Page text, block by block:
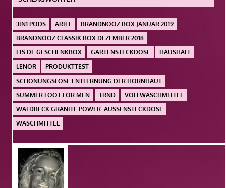
3IN1 PODS ARIEL
BRANDNOOZ BOX JANUAR 2019
BRANDNOOZ CLASSIK BOX DEZEMBER 2018
EIS.DE GESCHENKBOX
GARTENSTECKDOSE
HAUSHALT
LENOR
PRODUKTTEST
SCHONUNGSLOSE ENTFERNUNG DER HORNHAUT
SUMMER FOOT FOR MEN
TRND
VOLLWASCHMITTEL
WALDBECK GRANITE POWER. AUSSENSTECKDOSE
WASCHMITTEL